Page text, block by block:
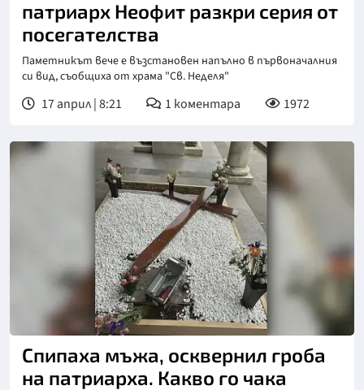
патриарх Неофит разкри серия от
посегателства
Паметникът вече е възстановен напълно в първоначалния
си вид, съобщиха от храма "Св. Неделя"
17 април | 8:21 1 коментара 1972
Спипаха мъжа, осквернил гроба
на патриарха. Какво го чака